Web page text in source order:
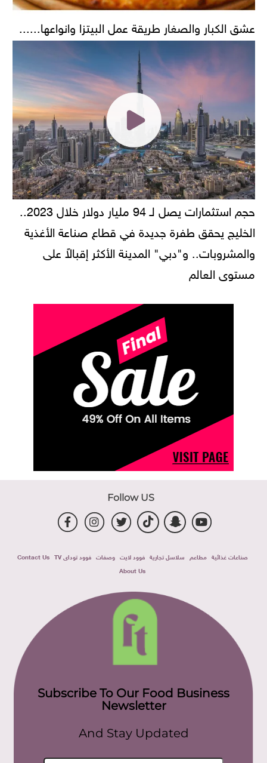
عشق الكبار والصغار طريقة عمل البيتزا وانواعها......
حجم استثمارات يصل لـ 94 مليار دولار خلال 2023..
الخليج يحقق طفرة جديدة في قطاع صناعة الأغذية
والمشروبات.. و"دبي" المدينة الأكثر إقبالاً على
مستوى العالم
Follow US
صناعات غذائية مطاعم سلاسل تجارية فوود لايت وصفات فوود توداى TV
Contact Us
About Us
Subscribe To Our Food Business
Newsletter
And Stay Updated